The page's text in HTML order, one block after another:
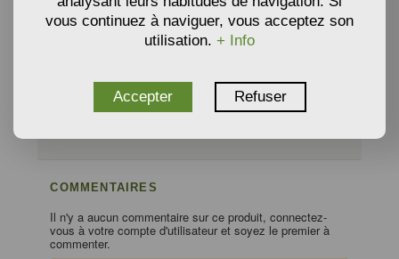
VOUS POUVEZ AUSSI ÊTRE INTÉRESSÉ
PRODUITS ASSOCIÉS
COMMENTAIRES
Il n'y a aucun commentaire sur ce produit, connectez-
vous à votre compte d'utilisateur et soyez le premier à
commenter.
vous continuez à naviguer, vous acceptez son
utilisation. + Info
Accepter Refuser